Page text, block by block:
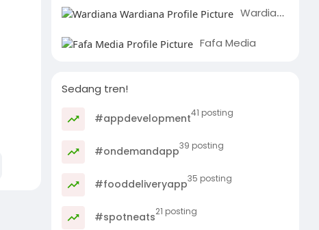
Wardiana Wardiana
Fafa Media
Sedang tren!
#appdevelopment41 posting
#ondemandapp39 posting
#fooddeliveryapp35 posting
#spotneats21 posting